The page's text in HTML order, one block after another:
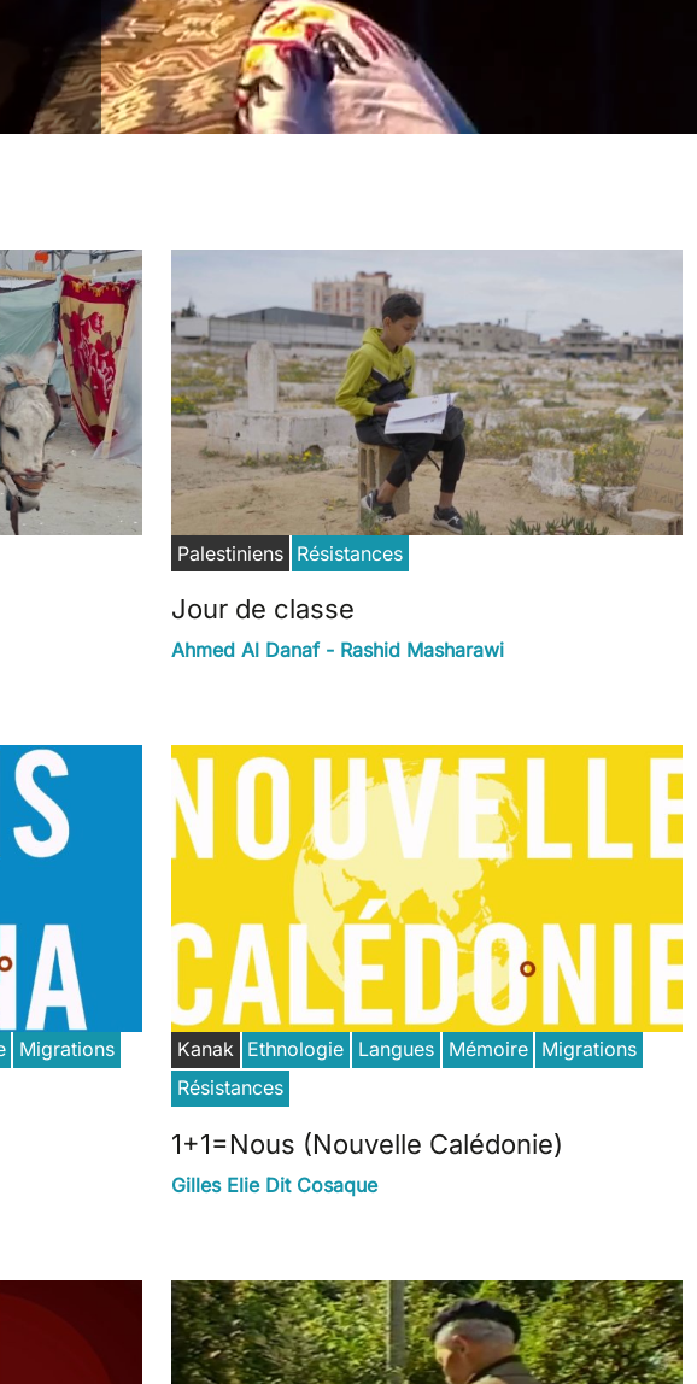
Palestiniens Résistances
Jour de classe
Ahmed Al Danaf - Rashid Masharawi
Migrations
Kanak Ethnologie Langues Mémoire
Migrations
Résistances
1+1=Nous (Nouvelle Calédonie)
Gilles Elie Dit Cosaque